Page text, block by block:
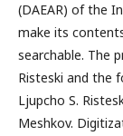
(DAEAR) of the
make its
searchable. The
Risteski and the
Ljupcho S.
Meshkov.